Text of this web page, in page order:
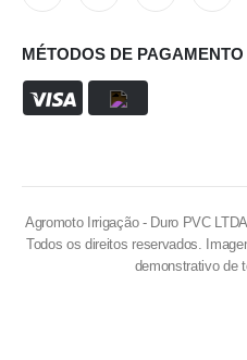
MÉTODOS DE PAGAMENTO
Agromoto Irrigação - Duro PVC
Todos os direitos reservados.
demonstrativo de